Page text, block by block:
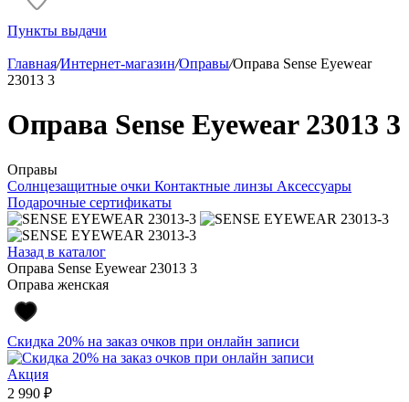
Пункты выдачи
Главная/Интернет-магазин/Оправы/Оправа Sense Eyewear
23013 3
Оправа Sense Eyewear 23013 3
Оправы
Солнцезащитные очки Контактные линзы Аксессуары
Подарочные сертификаты
Назад в каталог
Оправа Sense Eyewear 23013 3
Оправа женская
Скидка 20% на заказ очков при онлайн записи
Акция
2 990 ₽